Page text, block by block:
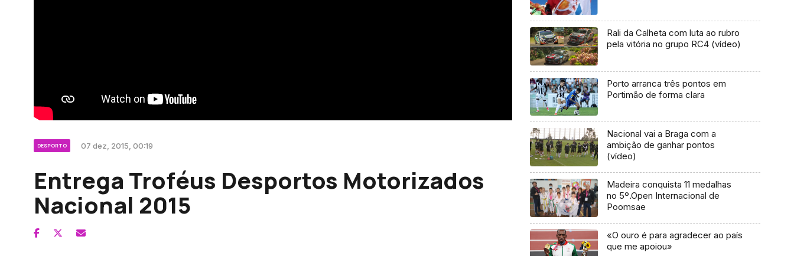
DESPORTO 07 dez, 2015, 00:19
Entrega Troféus Desportos Motorizados
Nacional 2015
Rali da Calheta com luta ao rubro
pela vitória no grupo RC4 (vídeo)
Porto arranca três pontos em
Portimão de forma clara
Nacional vai a Braga com a
ambição de ganhar pontos
(vídeo)
Madeira conquista 11 medalhas
no 5º.Open Internacional de
Poomsae
«O ouro é para agradecer ao país
que me apoiou»